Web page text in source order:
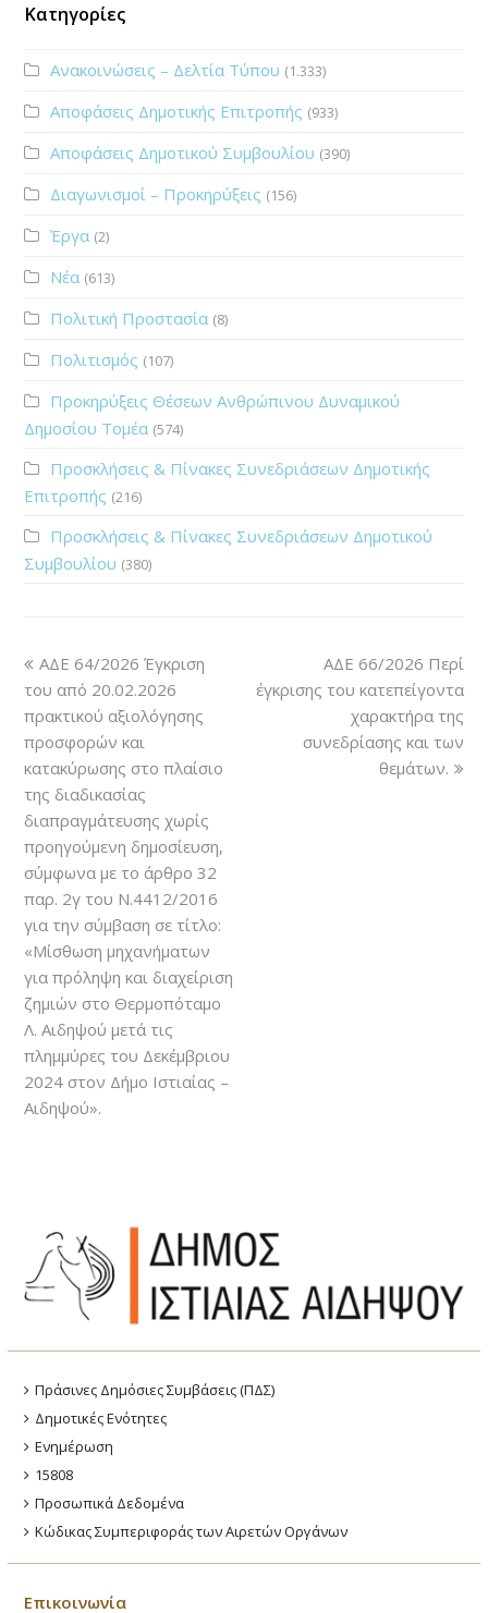
Κατηγορίες
Ανακοινώσεις – Δελτία Τύπου (1.333)
Αποφάσεις Δημοτικής Επιτροπής (933)
Αποφάσεις Δημοτικού Συμβουλίου (390)
Διαγωνισμοί – Προκηρύξεις (156)
Έργα (2)
Νέα (613)
Πολιτική Προστασία (8)
Πολιτισμός (107)
Προκηρύξεις Θέσεων Ανθρώπινου Δυναμικού
Δημοσίου Τομέα (574)
Προσκλήσεις & Πίνακες Συνεδριάσεων Δημοτικής
Επιτροπής (216)
Προσκλήσεις & Πίνακες Συνεδριάσεων Δημοτικού
Συμβουλίου (380)
ΑΔΕ 64/2026 Έγκριση
του από 20.02.2026
πρακτικού αξιολόγησης
προσφορών και
κατακύρωσης στο πλαίσιο
της διαδικασίας
διαπραγμάτευσης χωρίς
προηγούμενη δημοσίευση,
σύμφωνα με το άρθρο 32
παρ. 2γ του Ν.4412/2016
για την σύμβαση σε τίτλο:
«Μίσθωση μηχανήματων
για πρόληψη και διαχείριση
ζημιών στο Θερμοπόταμο
Λ. Αιδηψού μετά τις
πλημμύρες του Δεκέμβριου
2024 στον Δήμο Ιστιαίας –
Αιδηψού».
ΑΔΕ 66/2026 Περί
έγκρισης του κατεπείγοντα
χαρακτήρα της
συνεδρίασης και των
θεμάτων.
Πράσινες Δημόσιες Συμβάσεις (ΠΔΣ)
Δημοτικές Ενότητες
Ενημέρωση
15808
Προσωπικά Δεδομένα
Κώδικας Συμπεριφοράς των Αιρετών Οργάνων
Επικοινωνία